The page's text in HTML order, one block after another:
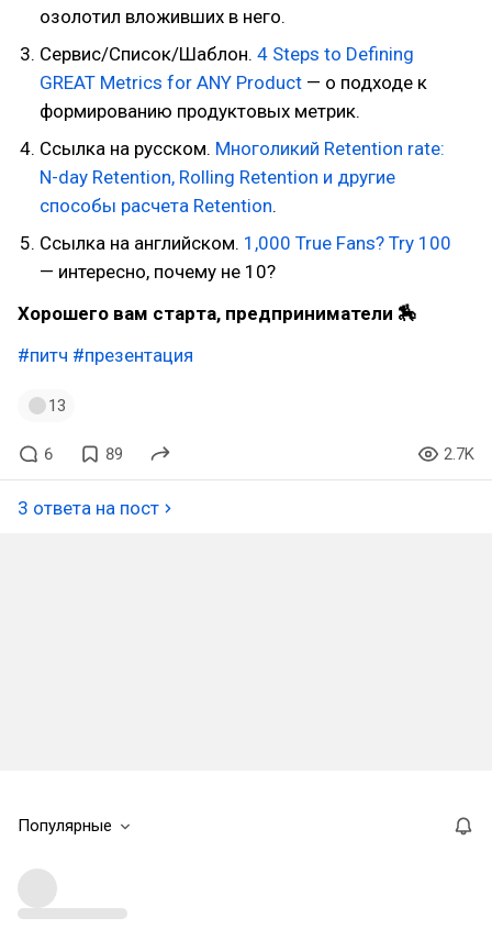
озолотил вложивших в него.
Сервис/Список/Шаблон. 4 Steps to Defining
GREAT Metrics for ANY Product — о подходе к
формированию продуктовых метрик.
Ссылка на русском. Многоликий Retention rate:
N-day Retention, Rolling Retention и другие
способы расчета Retention.
Ссылка на английском. 1,000 True Fans? Try 100
— интересно, почему не 10?
Хорошего вам старта, предприниматели 🏇
#питч #презентация
13
6 89 2.7K
3 ответа на пост
Популярные